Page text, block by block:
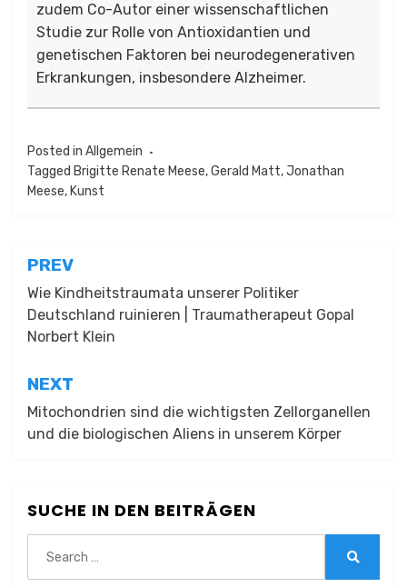
zudem Co-Autor einer wissenschaftlichen
Studie zur Rolle von Antioxidantien und
genetischen Faktoren bei neurodegenerativen
Erkrankungen, insbesondere Alzheimer.
Posted in Allgemein
Tagged Brigitte Renate Meese,Gerald Matt,Jonathan
Meese, Kunst
Beitragsnavigation
PREV
Wie Kindheitstraumata unserer Politiker
Deutschland ruinieren | Traumatherapeut Gopal
Norbert Klein
NEXT
Mitochondrien sind die wichtigsten Zellorganellen
und die biologischen Aliens in unserem Körper
SUCHE IN DEN BEITRÄGEN
for: